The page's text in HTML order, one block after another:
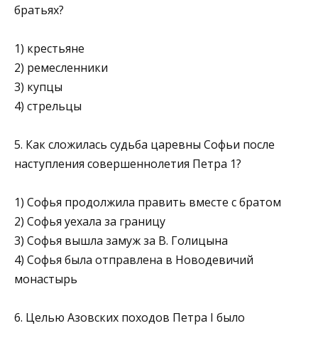
братьях?
1) крестьяне
2) ремесленники
3) купцы
4) стрельцы
5. Как сложилась судьба царевны Софьи после
наступления совершеннолетия Петра 1?
1) Софья продолжила править вместе с братом
2) Софья уехала за границу
3) Софья вышла замуж за В. Голицына
4) Софья была отправлена в Новодевичий
монастырь
6. Целью Азовских походов Петра I было